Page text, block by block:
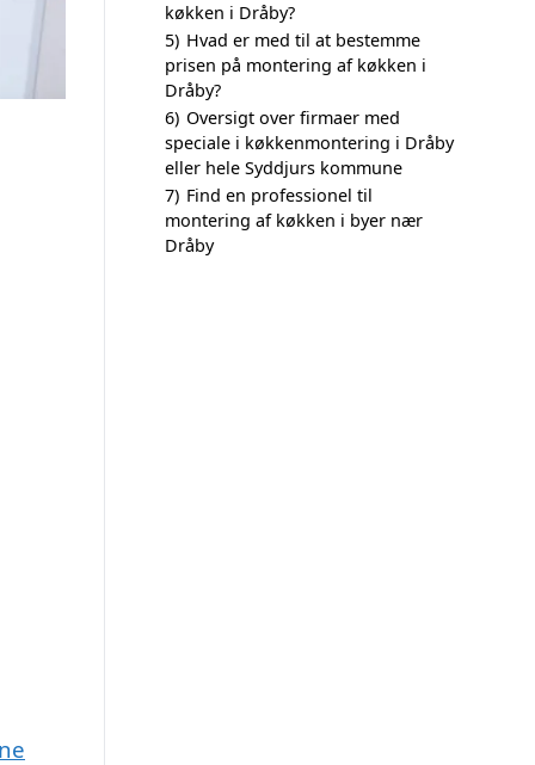
køkken i Dråby?
5) Hvad er med til at bestemme
prisen på montering af køkken i
Dråby?
6) Oversigt over firmaer med
speciale i køkkenmontering i Dråby
eller hele Syddjurs kommune
7) Find en professionel til
montering af køkken i byer nær
Dråby